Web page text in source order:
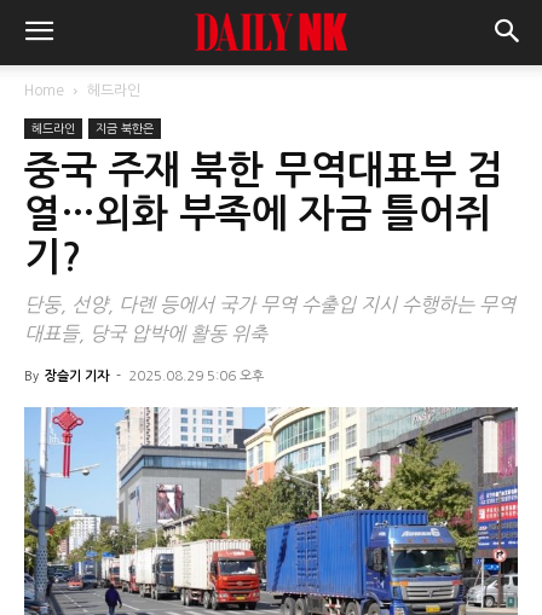
Home 헤드라인
헤드라인 지금 북한은
중국 주재 북한 무역대표부 검
열…외화 부족에 자금 틀어쥐
기?
단둥, 선양, 다롄 등에서 국가 무역 수출입 지시 수행하는 무역
대표들, 당국 압박에 활동 위축
By 장슬기 기자 - 2025.08.29 5:06 오후